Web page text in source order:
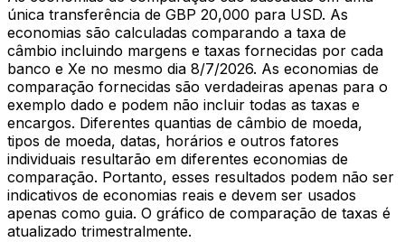
única transferência de GBP 20,000 para USD. As
economias são calculadas comparando a taxa de
câmbio incluindo margens e taxas fornecidas por cada
banco e Xe no mesmo dia 8/7/2026. As economias de
comparação fornecidas são verdadeiras apenas para o
exemplo dado e podem não incluir todas as taxas e
encargos. Diferentes quantias de câmbio de moeda,
tipos de moeda, datas, horários e outros fatores
individuais resultarão em diferentes economias de
comparação. Portanto, esses resultados podem não ser
indicativos de economias reais e devem ser usados
apenas como guia. O gráfico de comparação de taxas é
atualizado trimestralmente.